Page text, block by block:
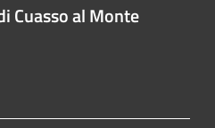
Cuasso al Monte